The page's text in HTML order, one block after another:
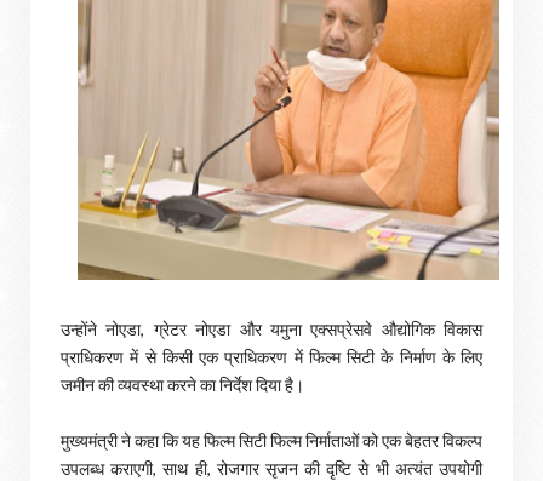
उन्होंने नोएडा, ग्रेटर नोएडा और यमुना एक्सप्रेसवे औद्योगिक विकास
प्राधिकरण में से किसी एक प्राधिकरण में फिल्म सिटी के निर्माण के लिए
जमीन की व्यवस्था करने का निर्देश दिया है।
मुख्यमंत्री ने कहा कि यह फिल्म सिटी फिल्म निर्माताओं को एक बेहतर विकल्प
उपलब्ध कराएगी, साथ ही, रोजगार सृजन की दृष्टि से भी अत्यंत उपयोगी